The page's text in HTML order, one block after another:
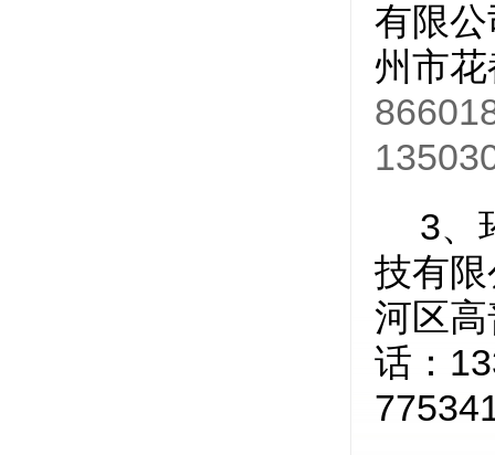
有限
州市
3、
技有
河区
话：